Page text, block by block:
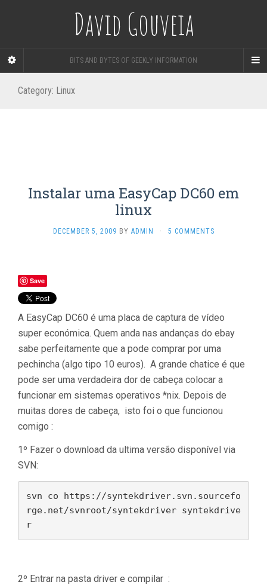
David Gouveia
BITS AND BYTES OF GEEKLY INFORMATION
Category: Linux
Instalar uma EasyCap DC60 em
linux
DECEMBER 5, 2009 BY ADMIN · 5 COMMENTS
Save
A EasyCap DC60 é uma placa de captura de vídeo
super económica. Quem anda nas andanças do ebay
sabe perfeitamente que a pode comprar por uma
pechincha (algo tipo 10 euros). A grande chatice é que
pode ser uma verdadeira dor de cabeça colocar a
funcionar em sistemas operativos *nix. Depois de
muitas dores de cabeça, isto foi o que funcionou
comigo :
1º Fazer o download da ultima versão disponível via
SVN:
svn co https://syntekdriver.svn.sourcefo
rge.net/svnroot/syntekdriver syntekdrive
r
2º Entrar na pasta driver e compilar :